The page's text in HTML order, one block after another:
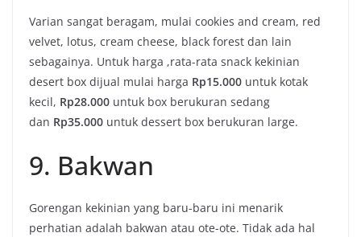
Varian sangat beragam, mulai cookies and cream, red
velvet, lotus, cream cheese, black forest dan lain
sebagainya. Untuk harga ,rata-rata snack kekinian
desert box dijual mulai harga Rp15.000 untuk kotak
kecil, Rp28.000 untuk box berukuran sedang
dan Rp35.000 untuk dessert box berukuran large.
9. Bakwan
Gorengan kekinian yang baru-baru ini menarik
perhatian adalah bakwan atau ote-ote. Tidak ada hal